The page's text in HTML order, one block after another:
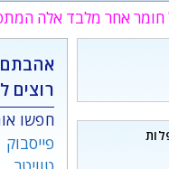
חומר אחר מלבד אלה
רוצים
חפשו
פייסבוק